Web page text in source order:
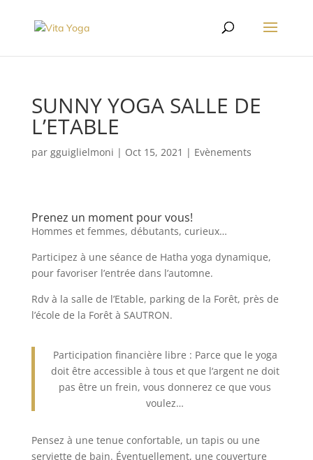
SUNNY YOGA SALLE DE
L’ETABLE
par gguiglielmoni | Oct 15, 2021 | Evènements
Prenez un moment pour vous!
Hommes et femmes, débutants, curieux…
Participez à une séance de Hatha yoga dynamique,
pour favoriser l’entrée dans l’automne.
Rdv à la salle de l’Etable, parking de la Forêt, près de
l’école de la Forêt à SAUTRON.
Participation financière libre : Parce que le yoga
doit être accessible à tous et que l‘argent ne doit
pas être un frein, vous donnerez ce que vous
voulez…
Pensez à une tenue confortable, un tapis ou une
serviette de bain. Éventuellement, une couverture